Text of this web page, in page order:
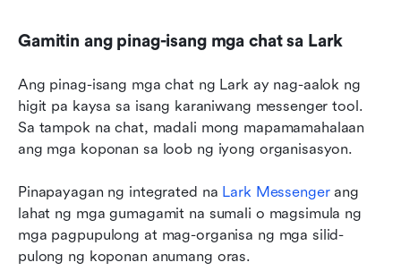
Gamitin ang pinag-isang mga chat sa Lark
Ang pinag-isang mga chat ng Lark ay nag-aalok ng
higit pa kaysa sa isang karaniwang messenger tool.
Sa tampok na chat, madali mong mapamamahalaan
ang mga koponan sa loob ng iyong organisasyon.
Pinapayagan ng integrated na Lark Messenger ang
lahat ng mga gumagamit na sumali o magsimula ng
mga pagpupulong at mag-organisa ng mga silid-
pulong ng koponan anumang oras.